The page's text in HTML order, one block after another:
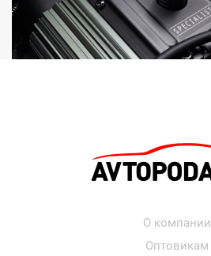
О компании
Оптовикам